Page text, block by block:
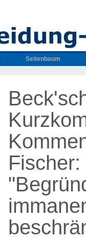
Seitenbaum
Fischer: